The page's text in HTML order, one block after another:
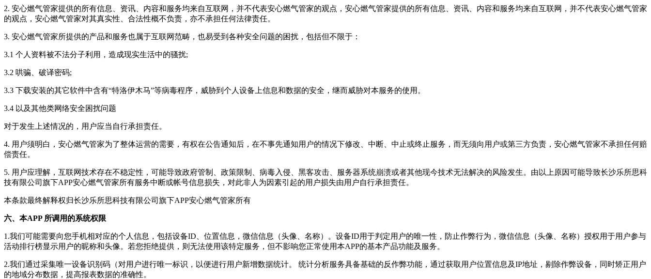
2. 安心燃气管家提供的所有信息、资讯、内容和服务均来自互联网，并不代表安心燃气管家的观点， 安心燃气管家提供的所有信息、资讯、内容和服务均来自互联网，并不代表安心燃气管家
的观点， 安心燃气管家对其真实性、合法性概不负责，亦不承担任何法律责任。
3. 安心燃气管家所提供的产品和服务也属于互联网范畴，也易受到各种安全问题的困扰，包括但不限于：
3.1 个人资料被不法分子利用，造成现实生活中的骚扰;
3.2 哄骗、破译密码;
3.3 下载安装的其它软件中含有“特洛伊木马”等病毒程序，威胁到个人设备上信息和数据的安全，继而威胁对本服务的使用。
3.4 以及其他类网络安全困扰问题
对于发生上述情况的，用户应当自行承担责任。
4. 用户须明白， 安心燃气管家为了整体运营的需要，有权在公告通知后，在不事先通知用户的情况下修改、中断、中止或终止服务，而无须向用户或第三方负责， 安心燃气管家不承担任何赔
偿责任。
5. 用户应理解，互联网技术存在不稳定性，可能导致政府管制、政策限制、病毒入侵、黑客攻击、服务器系统崩溃或者其他现今技术无法解决的风险发生。由以上原因可能导致长沙乐所思科
技有限公司 旗下APP安心燃气管家所有服务中断或帐号信息损失，对此非人为因素引起的用户损失由用户自行承担责任。
本条款最终解释权归长沙乐所思科技有限公司 旗下APP安心燃气管家所有
六、本APP 所调用的系统权限
1.我们可能需要向您手机相对应的个人信息，包括设备ID、位置信息，微信信息（头像、名称）。设备ID用于判定用户的唯一性，防止作弊行为，微信信息（头像、名称）授权用于用户参与
活动排行榜显示用户的昵称和头像。若您拒绝提供，则无法使用该特定服务，但不影响您正常使用本APP的基本产品功能及服务。
2.我们通过采集唯一设备识别码（对用户进行唯一标识，以便进行用户新增数据统计。 统计分析服务具备基础的反作弊功能，通过获取用户位置信息及IP地址，剔除作弊设备，同时矫正用户
的地域分布数据，提高报表数据的准确性。